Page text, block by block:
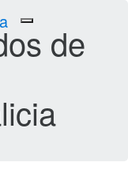
Toggle
navigation